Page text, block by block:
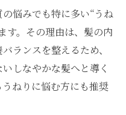
目指す女性に朗報
でダメージレスの髪
手に入れる新技術
悩みでも特に多い“うね
す。その理由は、髪の内
ランスを整えるため、
しなやかな髪へと導く
ねりに悩む方にも推奨